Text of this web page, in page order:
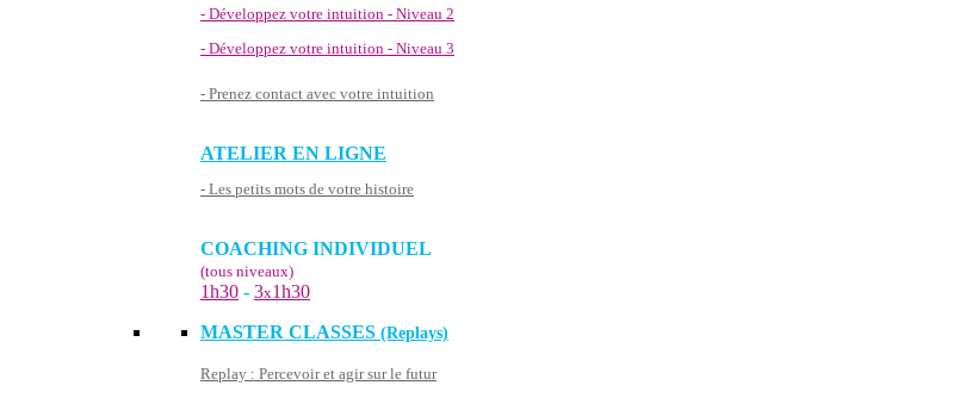
- Développez votre intuition - Niveau 2
- Développez votre intuition - Niveau 3
- Prenez contact avec votre intuition
ATELIER EN LIGNE
- Les petits mots de votre histoire
COACHING INDIVIDUEL
(tous niveaux)
1h30 - 3x1h30
MASTER CLASSES (Replays)
Replay : Percevoir et agir sur le futur